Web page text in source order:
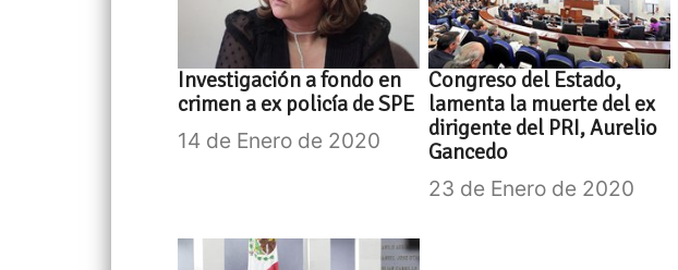
Investigación a fondo en
crimen a ex policía de SPE
14 de Enero de 2020
Congreso del Estado,
lamenta la muerte del ex
dirigente del PRI, Aurelio
Gancedo
23 de Enero de 2020